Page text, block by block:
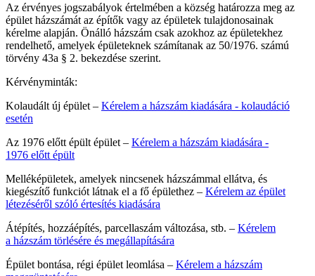
Az érvényes jogszabályok értelmében a község határozza meg az
épület házszámát az építők vagy az épületek tulajdonosainak
kérelme alapján. Önálló házszám csak azokhoz az épületekhez
rendelhető, amelyek épületeknek számítanak az 50/1976. számú
törvény 43a § 2. bekezdése szerint.
Kérvényminták:
Kolaudált új épület – Kérelem a házszám kiadására - kolaudáció
esetén
Az 1976 előtt épült épület – Kérelem a házszám kiadására -
1976 előtt épült
Melléképületek, amelyek nincsenek házszámmal ellátva, és
kiegészítő funkciót látnak el a fő épülethez – Kérelem az épület
létezéséről szóló értesítés kiadására
Átépítés, hozzáépítés, parcellaszám változása, stb. – Kérelem
a házszám törlésére és megállapítására
Épület bontása, régi épület leomlása – Kérelem a házszám